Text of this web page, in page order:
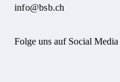
info@bsb.ch
Folge uns auf Social Media